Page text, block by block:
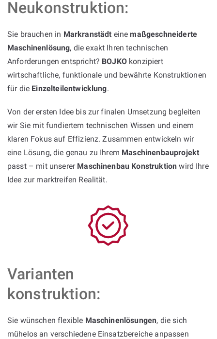
Neukonstruktion:
Sie brauchen in Markranstädt einemaßgeschneiderte
Maschinenlösung, die exakt Ihren technischen
Anforderungen entspricht? BOJKOkonzipiert
wirtschaftliche, funktionale und bewährte Konstruktionen
für die Einzelteilentwicklung.
Von der ersten Idee bis zur finalen Umsetzung begleiten
wir Sie mit fundiertem technischen Wissen und einem
klaren Fokus auf Effizienz. Zusammen entwickeln wir
eine Lösung, die genau zu Ihrem Maschinenbauprojekt
passt – mit unserer Maschinenbau Konstruktion wird Ihre
Idee zur marktreifen Realität.
Varianten
konstruktion:
Sie wünschen flexible Maschinenlösungen, die sich
mühelos an verschiedene Einsatzbereiche anpassen